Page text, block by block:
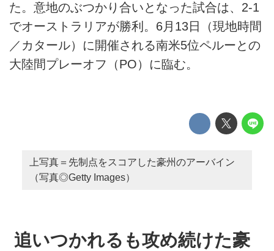
た。意地のぶつかり合いとなった試合は、2-1
でオーストラリアが勝利。6月13日（現地時間
／カタール）に開催される南米5位ペルーとの
大陸間プレーオフ（PO）に臨む。
上写真＝先制点をスコアした豪州のアーバイン
（写真◎Getty Images）
追いつかれるも攻め続けた豪